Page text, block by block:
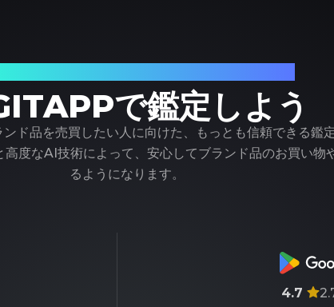
で鑑定しよう
ド品を売買したい人に向けた、もっとも信頼できる鑑
度なAI技術によって、安心してブランド品のお買い物
るようになります。
4.7